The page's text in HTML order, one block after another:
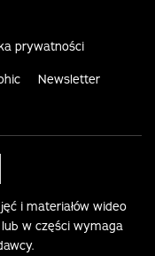
prywatności
Newsletter
i materiałów wideo
w części wymaga